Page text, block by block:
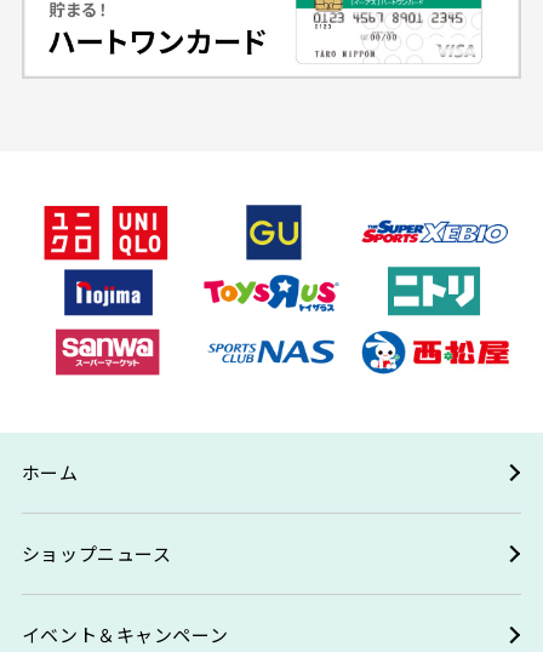
ホーム
ショップニュース
イベント＆キャンペーン